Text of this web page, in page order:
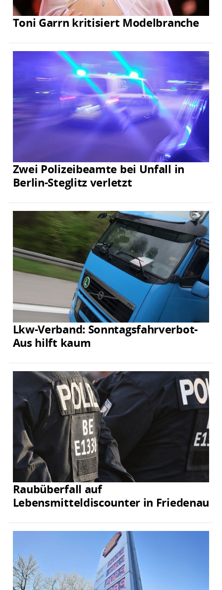
Toni Garrn kritisiert Modelbranche
Zwei Polizeibeamte bei Unfall in
Berlin-Steglitz verletzt
Lkw-Verband: Sonntagsfahrverbot-
Aus hilft kaum
Raubüberfall auf
Lebensmitteldiscounter in Friedenau